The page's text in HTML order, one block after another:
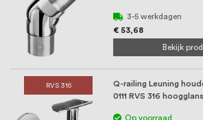
3-5 werkdagen
€ 53,68
Bekijk
RVS 316
Q-railing Leuning
0111 RVS 316 hoogglans
Op voorraad